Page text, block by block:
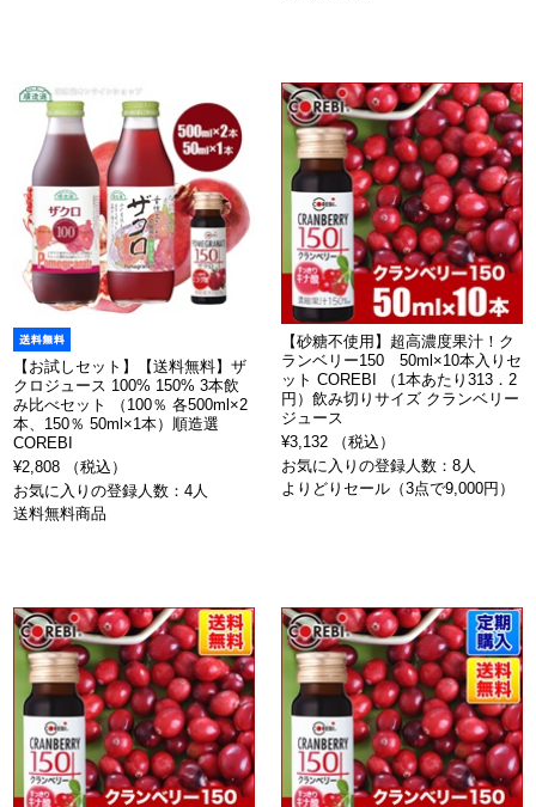
【お試しセット】【送料無料】ザ
クロジュース 100% 150% 3本飲
み比べセット （100％ 各500ml×2
本、150％ 50ml×1本）順造選
COREBI
¥2,808 （税込）
お気に入りの登録人数：4人
送料無料商品
【砂糖不使用】超高濃度果汁！ク
ランベリー150 50ml×10本入りセ
ット COREBI （1本あたり313．2
円）飲み切りサイズ クランベリー
ジュース
¥3,132 （税込）
お気に入りの登録人数：8人
よりどりセール（3点で9,000円）